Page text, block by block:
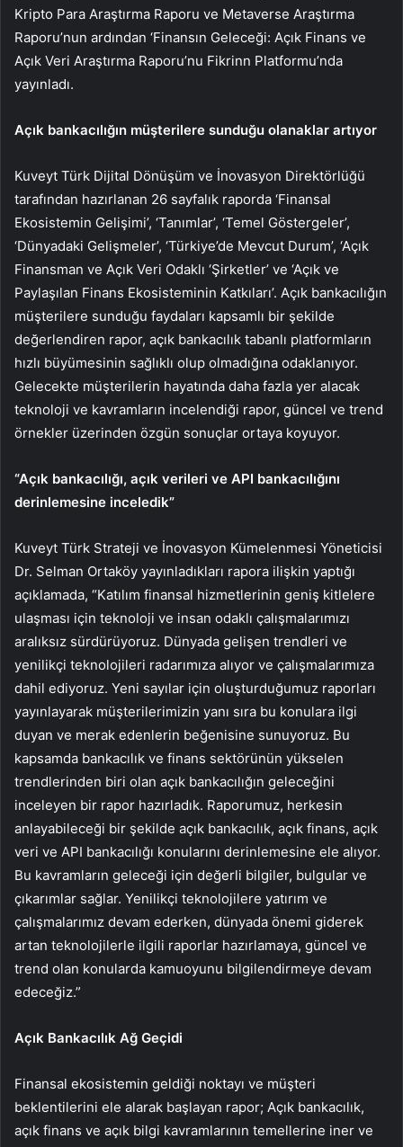
Kripto Para Araştırma Raporu ve Metaverse Araştırma
Raporu’nun ardından ‘Finansın Geleceği: Açık Finans ve
Açık Veri Araştırma Raporu’nu Fikrinn Platformu’nda
yayınladı.
Açık bankacılığın müşterilere sunduğu olanaklar artıyor
Kuveyt Türk Dijital Dönüşüm ve İnovasyon Direktörlüğü
tarafından hazırlanan 26 sayfalık raporda ‘Finansal
Ekosistemin Gelişimi’, ‘Tanımlar’, ‘Temel Göstergeler’,
‘Dünyadaki Gelişmeler’, ‘Türkiye’de Mevcut Durum’, ‘Açık
Finansman ve Açık Veri Odaklı ‘Şirketler’ ve ‘Açık ve
Paylaşılan Finans Ekosisteminin Katkıları’. Açık bankacılığın
müşterilere sunduğu faydaları kapsamlı bir şekilde
değerlendiren rapor, açık bankacılık tabanlı platformların
hızlı büyümesinin sağlıklı olup olmadığına odaklanıyor.
Gelecekte müşterilerin hayatında daha fazla yer alacak
teknoloji ve kavramların incelendiği rapor, güncel ve trend
örnekler üzerinden özgün sonuçlar ortaya koyuyor.
“Açık bankacılığı, açık verileri ve API bankacılığını
derinlemesine inceledik”
Kuveyt Türk Strateji ve İnovasyon Kümelenmesi Yöneticisi
Dr. Selman Ortaköy yayınladıkları rapora ilişkin yaptığı
açıklamada, “Katılım finansal hizmetlerinin geniş kitlelere
ulaşması için teknoloji ve insan odaklı çalışmalarımızı
aralıksız sürdürüyoruz. Dünyada gelişen trendleri ve
yenilikçi teknolojileri radarımıza alıyor ve çalışmalarımıza
dahil ediyoruz. Yeni sayılar için oluşturduğumuz raporları
yayınlayarak müşterilerimizin yanı sıra bu konulara ilgi
duyan ve merak edenlerin beğenisine sunuyoruz. Bu
kapsamda bankacılık ve finans sektörünün yükselen
trendlerinden biri olan açık bankacılığın geleceğini
inceleyen bir rapor hazırladık. Raporumuz, herkesin
anlayabileceği bir şekilde açık bankacılık, açık finans, açık
veri ve API bankacılığı konularını derinlemesine ele alıyor.
Bu kavramların geleceği için değerli bilgiler, bulgular ve
çıkarımlar sağlar. Yenilikçi teknolojilere yatırım ve
çalışmalarımız devam ederken, dünyada önemi giderek
artan teknolojilerle ilgili raporlar hazırlamaya, güncel ve
trend olan konularda kamuoyunu bilgilendirmeye devam
edeceğiz.”
Açık Bankacılık Ağ Geçidi
Finansal ekosistemin geldiği noktayı ve müşteri
beklentilerini ele alarak başlayan rapor; Açık bankacılık,
açık finans ve açık bilgi kavramlarının temellerine iner ve